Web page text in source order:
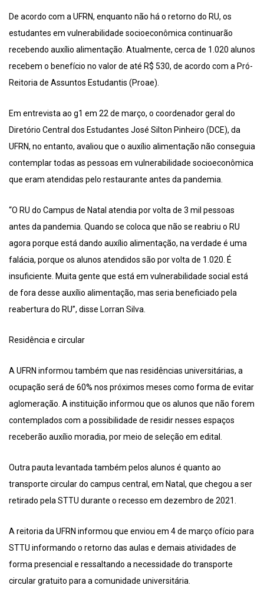
De acordo com a UFRN, enquanto não há o retorno do RU, os
estudantes em vulnerabilidade socioeconômica continuarão
recebendo auxílio alimentação. Atualmente, cerca de 1.020 alunos
recebem o benefício no valor de até R$ 530, de acordo com a Pró-
Reitoria de Assuntos Estudantis (Proae).
Em entrevista ao g1 em 22 de março, o coordenador geral do
Diretório Central dos Estudantes José Silton Pinheiro (DCE), da
UFRN, no entanto, avaliou que o auxílio alimentação não conseguia
contemplar todas as pessoas em vulnerabilidade socioeconômica
que eram atendidas pelo restaurante antes da pandemia.
“O RU do Campus de Natal atendia por volta de 3 mil pessoas
antes da pandemia. Quando se coloca que não se reabriu o RU
agora porque está dando auxílio alimentação, na verdade é uma
falácia, porque os alunos atendidos são por volta de 1.020. É
insuficiente. Muita gente que está em vulnerabilidade social está
de fora desse auxílio alimentação, mas seria beneficiado pela
reabertura do RU”, disse Lorran Silva.
Residência e circular
A UFRN informou também que nas residências universitárias, a
ocupação será de 60% nos próximos meses como forma de evitar
aglomeração. A instituição informou que os alunos que não forem
contemplados com a possibilidade de residir nesses espaços
receberão auxílio moradia, por meio de seleção em edital.
Outra pauta levantada também pelos alunos é quanto ao
transporte circular do campus central, em Natal, que chegou a ser
retirado pela STTU durante o recesso em dezembro de 2021.
A reitoria da UFRN informou que enviou em 4 de março ofício para
STTU informando o retorno das aulas e demais atividades de
forma presencial e ressaltando a necessidade do transporte
circular gratuito para a comunidade universitária.